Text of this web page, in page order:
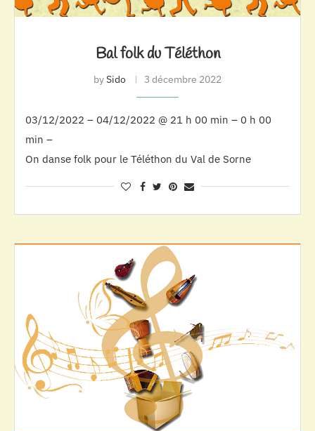
Bal folk du Téléthon
bySido 3 décembre 2022
03/12/2022 – 04/12/2022 @ 21 h 00 min – 0 h 00
min –
On danse folk pour le Téléthon du Val de Sorne